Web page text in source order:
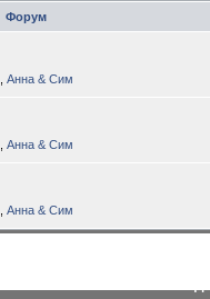
Форум
Анна & Сим
Анна & Сим
Анна & Сим